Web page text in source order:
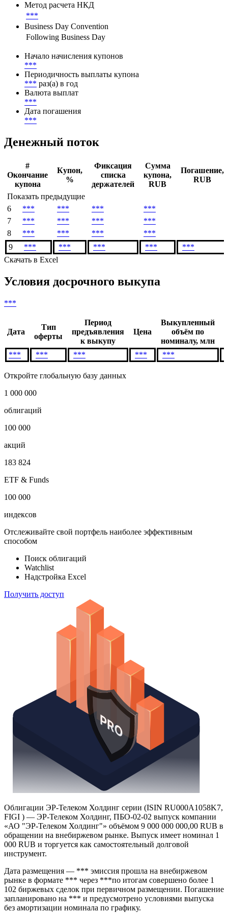
Метод расчета НКД
***
Business Day Convention
Following Business Day
Начало начисления купонов
***
Периодичность выплаты купона
*** раз(а) в год
Валюта выплат
***
Дата погашения
***
Денежный поток
#
Окончание
купона
Купон,
%
Фиксация
списка
держателей
Сумма
купона,
RUB
Погашение,
RUB
Показать предыдущие
6
*** *** ***
***
7
*** *** ***
***
8
*** *** ***
***
9
*** *** *** ***
***
Скачать в Excel
Условия досрочного выкупа
***
Дата
Тип
оферты
Период
предъявления
к выкупу
Цена
Выкупленный
объём по
номиналу, млн
***
*** *** *** ***
Откройте глобальную базу данных
1 000 000
облигаций
100 000
акций
183 824
ETF & Funds
100 000
индексов
Отслеживайте свой портфель наиболее эффективным
способом
Поиск облигаций
Watchlist
Надстройка Excel
Получить доступ
Облигации ЭР-Телеком Холдинг серии (ISIN RU000A1058K7,
FIGI ) — ЭР-Телеком Холдинг, ПБО-02-02 выпуск компании
«АО "ЭР-Телеком Холдинг"» объёмом 9 000 000 000,00 RUB в
обращении на внебиржевом рынке. Выпуск имеет номинал 1
000 RUB и торгуется как самостоятельный долговой
инструмент.
Дата размещения — *** эмиссия прошла на внебиржевом
рынке в формате *** через ***по итогам совершено более 1
102 биржевых сделок при первичном размещении. Погашение
запланировано на *** и предусмотрено условиями выпуска
без амортизации номинала по графику.